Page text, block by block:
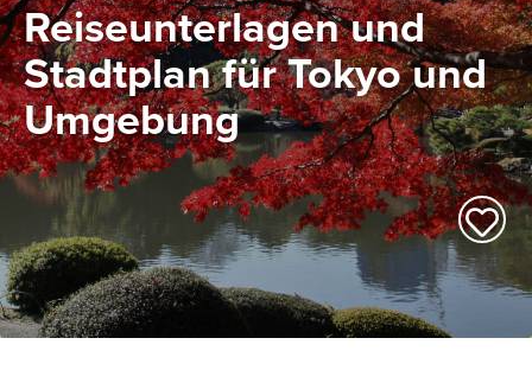
Reiseunterlagen und
Stadtplan für Tokyo und
Umgebung